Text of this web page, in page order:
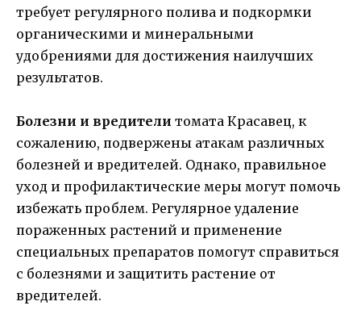
требует регулярного полива и подкормки
органическими и минеральными
удобрениями для достижения наилучших
результатов.
Болезни и вредители томата Красавец, к
сожалению, подвержены атакам различных
болезней и вредителей. Однако, правильное
уход и профилактические меры могут помочь
избежать проблем. Регулярное удаление
пораженных растений и применение
специальных препаратов помогут справиться
с болезнями и защитить растение от
вредителей.